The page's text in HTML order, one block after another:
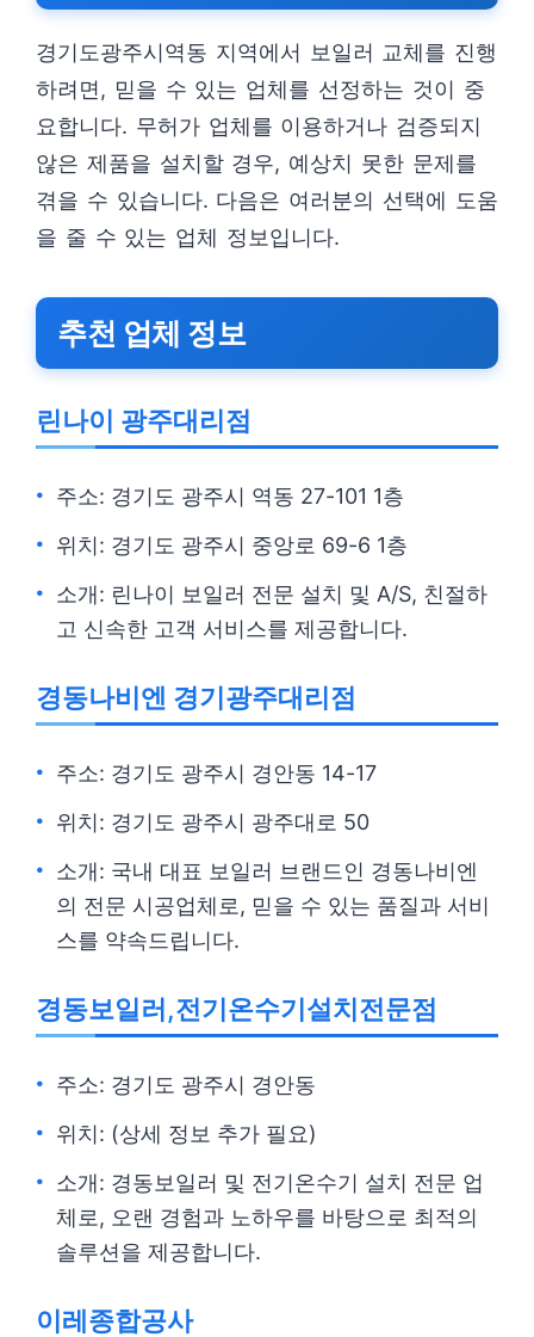
경기도광주시역동 지역에서 보일러 교체를 진행
하려면, 믿을 수 있는 업체를 선정하는 것이 중
요합니다. 무허가 업체를 이용하거나 검증되지
않은 제품을 설치할 경우, 예상치 못한 문제를
겪을 수 있습니다. 다음은 여러분의 선택에 도움
을 줄 수 있는 업체 정보입니다.
추천 업체 정보
린나이 광주대리점
주소: 경기도 광주시 역동 27-101 1층
위치: 경기도 광주시 중앙로 69-6 1층
소개: 린나이 보일러 전문 설치 및 A/S, 친절하
고 신속한 고객 서비스를 제공합니다.
경동나비엔 경기광주대리점
주소: 경기도 광주시 경안동 14-17
위치: 경기도 광주시 광주대로 50
소개: 국내 대표 보일러 브랜드인 경동나비엔
의 전문 시공업체로, 믿을 수 있는 품질과 서비
스를 약속드립니다.
경동보일러,전기온수기설치전문점
주소: 경기도 광주시 경안동
위치: (상세 정보 추가 필요)
소개: 경동보일러 및 전기온수기 설치 전문 업
체로, 오랜 경험과 노하우를 바탕으로 최적의
솔루션을 제공합니다.
이레종합공사